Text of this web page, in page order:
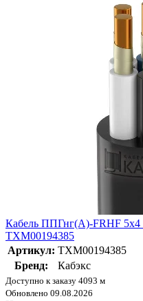
Кабель ППГнг(А)-FRHF
ТХМ00194385
Артикул: ТХМ00194385
Бренд:
Кабэкс
Доступно к заказу 4093 м
Обновлено 09.08.2026